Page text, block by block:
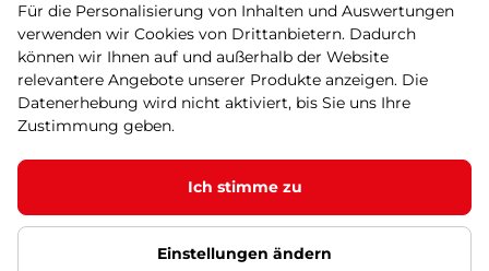
Dieses Produkt ist nicht mehr in unserem
Angebot. Wählen Sie bitte eine der Alternativen
Wiederufsbelehrung mit Link
zum Formular
Batterieentsorgung
Informationen zu Elektro-
und Elektonikgeräten
Widerruf erklären
© 2026 SEVEN SPORT s.r.o Alle Rechte vorbehalten1
Datenschutzgrundsätze Google Datenschutz Google
Für die Personalisierung von Inhalten und Auswertungen
verwenden wir Cookies von Drittanbietern. Dadurch
können wir Ihnen auf und außerhalb der Website
relevantere Angebote unserer Produkte anzeigen. Die
Datenerhebung wird nicht aktiviert, bis Sie uns Ihre
Zustimmung geben.
Ich stimme zu
Einstellungen ändern